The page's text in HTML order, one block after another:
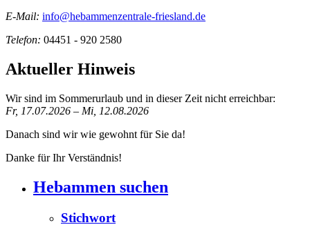
E-Mail: info@hebammenzentrale-friesland.de
Telefon: 04451 - 920 2580
Aktueller Hinweis
Wir sind im Sommerurlaub und in dieser Zeit nicht erreichbar:
Fr, 17.07.2026 – Mi, 12.08.2026
Danach sind wir wie gewohnt für Sie da!
Danke für Ihr Verständnis!
Hebammen suchen
Stichwort